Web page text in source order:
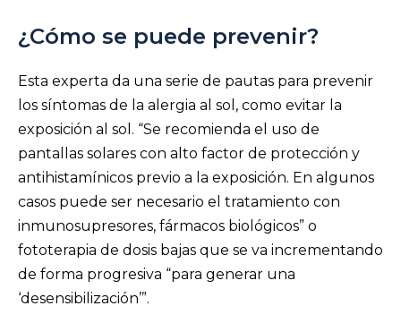
¿Cómo se puede prevenir?
Esta experta da una serie de pautas para prevenir
los síntomas de la alergia al sol, como evitar la
exposición al sol. “Se recomienda el uso de
pantallas solares con alto factor de protección y
antihistamínicos previo a la exposición. En algunos
casos puede ser necesario el tratamiento con
inmunosupresores, fármacos biológicos” o
fototerapia de dosis bajas que se va incrementando
de forma progresiva “para generar una
‘desensibilización’”.